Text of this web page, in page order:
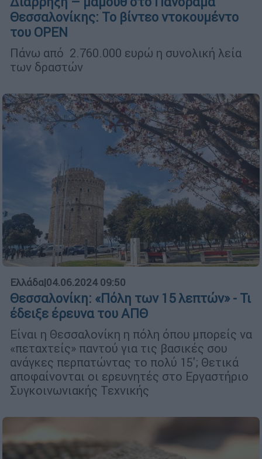
Θεσσαλονίκης: Το βίντεο ντοκουμέντο
του OPEN
Πάνω από 2.760.000 ευρώ η συνολική λεία
των δραστών
Ελλάδα|04.06.2024 09:50
Θεσσαλονίκη: «Πόλη των 15 λεπτών» - Τι
έδειξε έρευνα του ΑΠΘ
Είναι η Θεσσαλονίκη η πόλη όπου μπορείς να
«πεταχτείς» παντού για τις βασικές σου
ανάγκες περπατώντας το πολύ 15'; Θετικά
αποφαίνονται οι ερευνητές στο Εργαστήριο
Συγκοινωνιακής Τεχνικής